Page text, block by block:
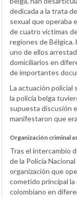
dedicada a la trata
sexual que operaba
de cuatro víctimas
regiones de
uno de ellos
domiciliarios en
de importantes
La actuación policial
la policía belga
supuesta discusión
manifestaron que
Organización criminal
Tras el intercambio
de la Policía
organización que
cometido principal
colombiano en